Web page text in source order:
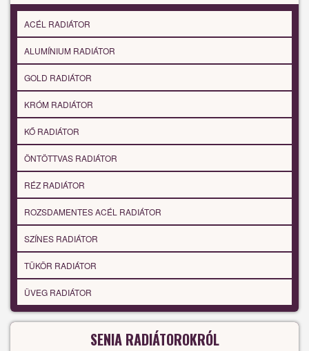
ACÉL RADIÁTOR
ALUMÍNIUM RADIÁTOR
GOLD RADIÁTOR
KRÓM RADIÁTOR
KŐ RADIÁTOR
ÖNTÖTTVAS RADIÁTOR
RÉZ RADIÁTOR
ROZSDAMENTES ACÉL RADIÁTOR
SZÍNES RADIÁTOR
TÜKÖR RADIÁTOR
ÜVEG RADIÁTOR
SENIA RADIÁTOROKRÓL